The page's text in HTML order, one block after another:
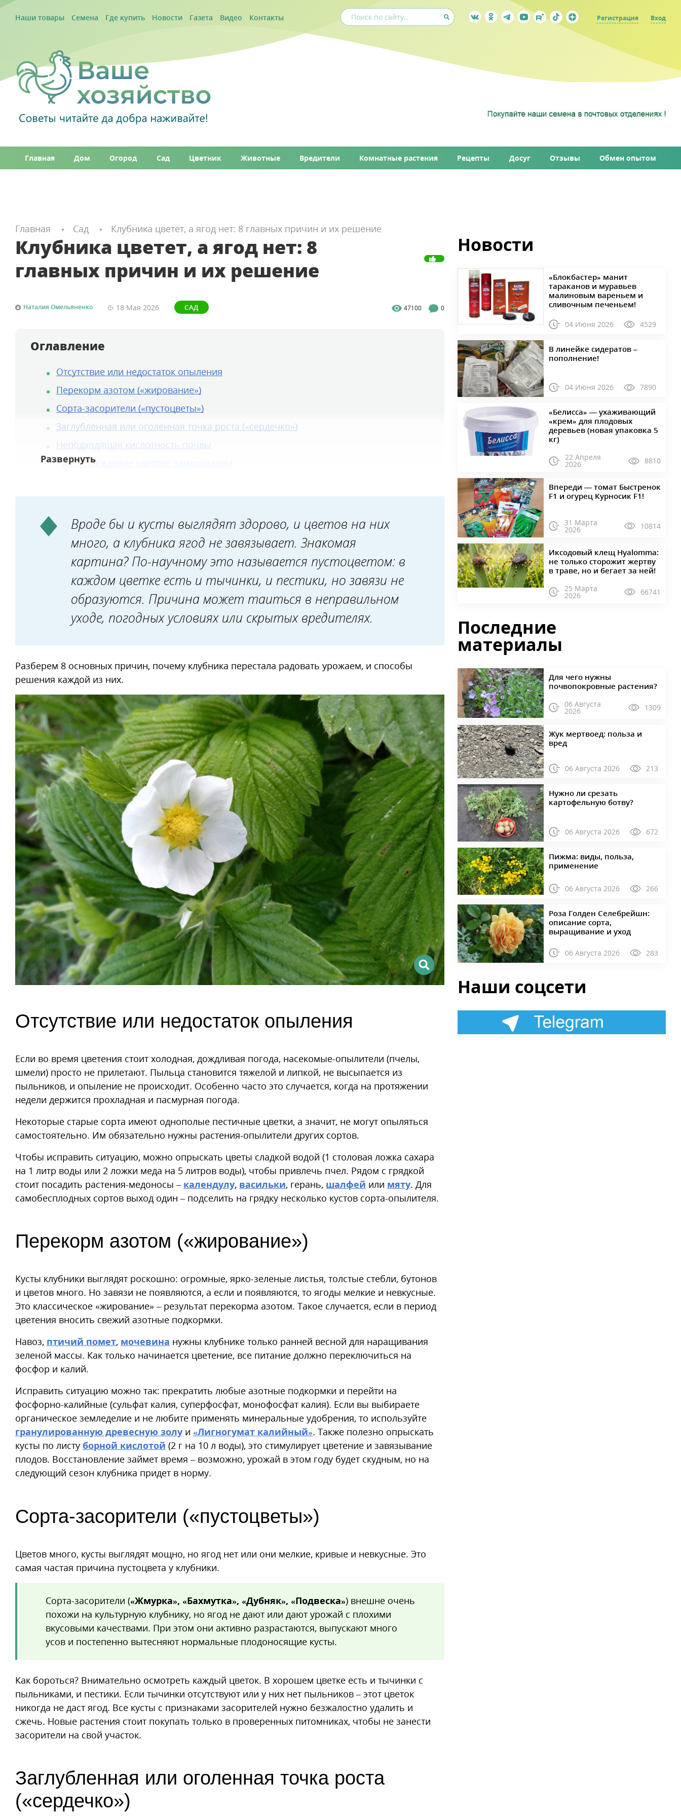
Наши товары Семена Где купить Новости Газета Видео Контакты Регистрация Вход
Главная Дом Огород Сад Цветник Животные Вредители Комнатные растения Рецепты Досуг Отзывы Обмен опытом
Главная Сад Клубника цветет, а ягод нет: 8 главных причин и их решение
Клубника цветет, а ягод нет: 8
главных причин и их решение
Наталия Омельяненко 18 Мая 2026 САД 47100 0
Оглавление
Отсутствие или недостаток опыления
Перекорм азотом («жирование»)
Сорта-засорители («пустоцветы»)
Заглубленная или оголенная точка роста («сердечко»)
Неподходящая кислотность почвы
Повреждение цветков заморозками
Вроде бы и кусты выглядят здорово, и цветов на них
много, а клубника ягод не завязывает. Знакомая
картина? По-научному это называется пустоцветом: в
каждом цветке есть и тычинки, и пестики, но завязи не
образуются. Причина может таиться в неправильном
уходе, погодных условиях или скрытых вредителях.
Разберем 8 основных причин, почему клубника перестала радовать урожаем, и способы
решения каждой из них.
Отсутствие или недостаток опыления
Если во время цветения стоит холодная, дождливая погода, насекомые-опылители (пчелы,
шмели) просто не прилетают. Пыльца становится тяжелой и липкой, не высыпается из
пыльников, и опыление не происходит. Особенно часто это случается, когда на протяжении
недели держится прохладная и пасмурная погода.
Некоторые старые сорта имеют однополые пестичные цветки, а значит, не могут опыляться
самостоятельно. Им обязательно нужны растения-опылители других сортов.
Чтобы исправить ситуацию, можно опрыскать цветы сладкой водой (1 столовая ложка сахара
на 1 литр воды или 2 ложки меда на 5 литров воды), чтобы привлечь пчел. Рядом с грядкой
стоит посадить растения-медоносы – календулу, васильки, герань, шалфей или мяту. Для
самобесплодных сортов выход один – подселить на грядку несколько кустов сорта-опылителя.
Перекорм азотом («жирование»)
Кусты клубники выглядят роскошно: огромные, ярко-зеленые листья, толстые стебли, бутонов
и цветов много. Но завязи не появляются, а если и появляются, то ягоды мелкие и невкусные.
Это классическое «жирование» – результат перекорма азотом. Такое случается, если в период
цветения вносить свежий азотные подкормки.
Навоз, птичий помет, мочевина нужны клубнике только ранней весной для наращивания
зеленой массы. Как только начинается цветение, все питание должно переключиться на
фосфор и калий.
Исправить ситуацию можно так: прекратить любые азотные подкормки и перейти на
фосфорно-калийные (сульфат калия, суперфосфат, монофосфат калия). Если вы выбираете
органическое земледелие и не любите применять минеральные удобрения, то используйте
гранулированную древесную золу и «Лигногумат калийный». Также полезно опрыскать
кусты по листу борной кислотой (2 г на 10 л воды), это стимулирует цветение и завязывание
плодов. Восстановление займет время – возможно, урожай в этом году будет скудным, но на
следующий сезон клубника придет в норму.
Сорта-засорители («пустоцветы»)
Цветов много, кусты выглядят мощно, но ягод нет или они мелкие, кривые и невкусные. Это
самая частая причина пустоцвета у клубники.
Сорта-засорители («Жмурка», «Бахмутка», «Дубняк», «Подвеска») внешне очень
похожи на культурную клубнику, но ягод не дают или дают урожай с плохими
вкусовыми качествами. При этом они активно разрастаются, выпускают много
усов и постепенно вытесняют нормальные плодоносящие кусты.
Как бороться? Внимательно осмотреть каждый цветок. В хорошем цветке есть и тычинки с
пыльниками, и пестики. Если тычинки отсутствуют или у них нет пыльников – этот цветок
никогда не даст ягод. Все кусты с признаками засорителей нужно безжалостно удалить и
сжечь. Новые растения стоит покупать только в проверенных питомниках, чтобы не занести
засорители на свой участок.
Заглубленная или оголенная точка роста
(«сердечко»)
Новости
«Блокбастер» манит
тараканов и муравьев
малиновым вареньем и
сливочным печеньем!
04 Июня 2026 4529
В линейке сидератов –
пополнение!
04 Июня 2026 7890
«Белисса» — ухаживающий
«крем» для плодовых
деревьев (новая упаковка 5
кг)
22 Апреля
2026 8810
Впереди — томат Быстренок
F1 и огурец Курносик F1!
31 Марта
2026 10814
Иксодовый клещ Hyalomma:
не только сторожит жертву
в траве, но и бегает за ней!
25 Марта
2026 66741
Последние
материалы
Для чего нужны
почвопокровные растения?
06 Августа
2026 1309
Жук мертвоед: польза и
вред
06 Августа 2026 213
Нужно ли срезать
картофельную ботву?
06 Августа 2026 672
Пижма: виды, польза,
применение
06 Августа 2026 266
Роза Голден Селебрейшн:
описание сорта,
выращивание и уход
06 Августа 2026 283
Наши соцсети